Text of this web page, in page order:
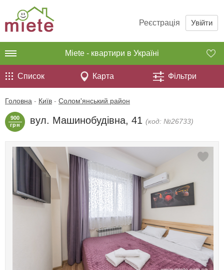
Реєстрація Увійти
Miete - квартири в Україні
Список Карта Фільтри
Головна - Київ - Солом'янський район
900
грн
вул. Машинобудівна, 41 (код: №26733)